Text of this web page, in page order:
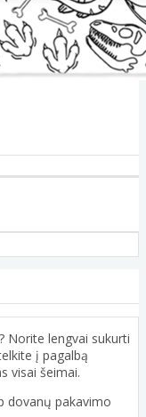
Norite lengvai sukurti
į pagalbą
visai šeimai.
dovanų pakavimo